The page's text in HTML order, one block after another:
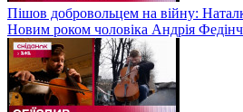
Пішов добровольцем на війну:
Новим роком чоловіка Андрія